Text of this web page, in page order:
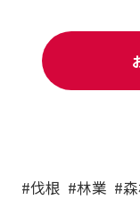
伐根 林業